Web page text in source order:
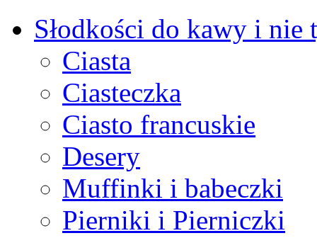
Słodkości do kawy i nie
Ciasta
Ciasteczka
Ciasto francuskie
Desery
Muffinki i babeczki
Pierniki i Pierniczki